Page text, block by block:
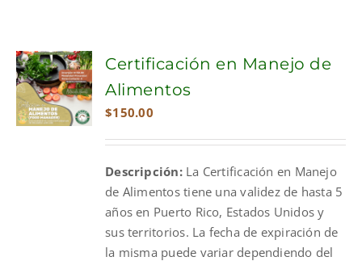
ADD TO
CART
Certificación en Manejo de
Alimentos
$150.00
Descripción: La Certificación en Manejo
de Alimentos tiene una validez de hasta 5
años en Puerto Rico, Estados Unidos y
sus territorios. La fecha de expiración de
la misma puede variar dependiendo del